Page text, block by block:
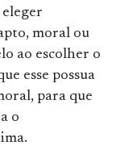
moral ou
ao escolher o
esse possua
para que
o